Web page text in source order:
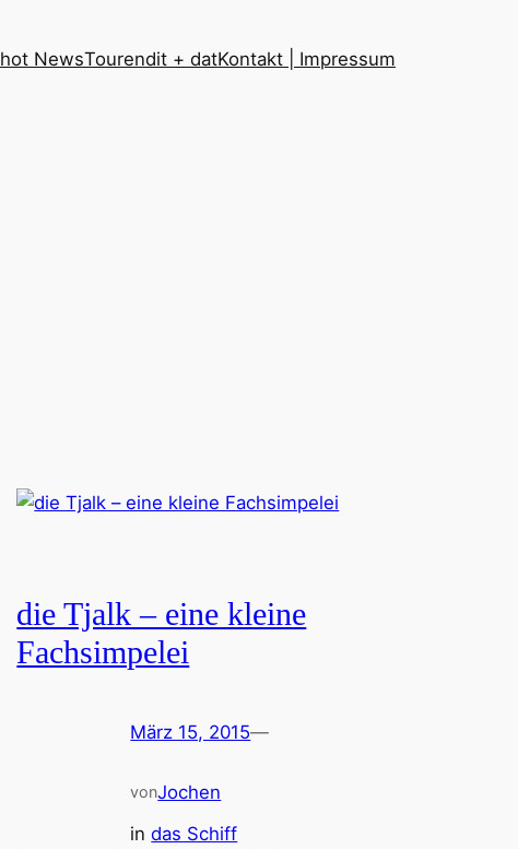
hot NewsTourendit + datKontakt | Impressum
die Tjalk – eine kleine
Fachsimpelei
März 15, 2015—
vonJochen
indas Schiff